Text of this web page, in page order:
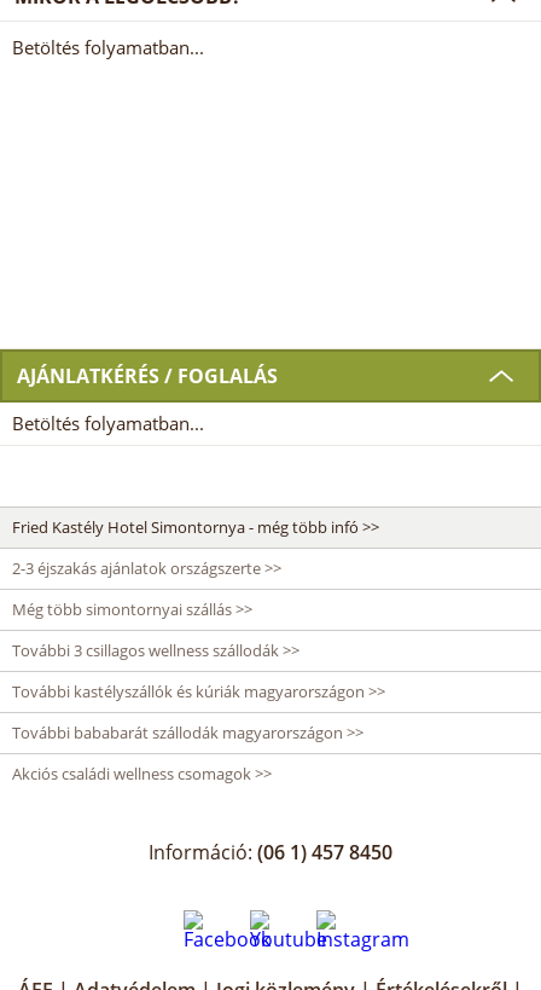
Betöltés folyamatban...
AJÁNLATKÉRÉS / FOGLALÁS
Betöltés folyamatban...
Fried Kastély Hotel Simontornya - még több infó >>
2-3 éjszakás ajánlatok országszerte >>
Még több simontornyai szállás >>
További 3 csillagos wellness szállodák >>
További kastélyszállók és kúriák magyarországon >>
További bababarát szállodák magyarországon >>
Akciós családi wellness csomagok >>
Információ: (06 1) 457 8450